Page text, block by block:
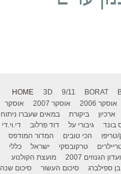
HOME 3D 9/11 BORAT
אוסקר 2006 אוסקר 2007
אוסקר
ארכיון ביקורת
במאים שעברו ניתוח
בונד גיבורי על דוד פרלוב
די.וי.די
טריפו הכי טובים
המדור המודפס
טרקובסקי ישראל
כללי
הגנוזים 2007
מועצת הקולנוע
ספילברג סיכום העשור סיכום שנה